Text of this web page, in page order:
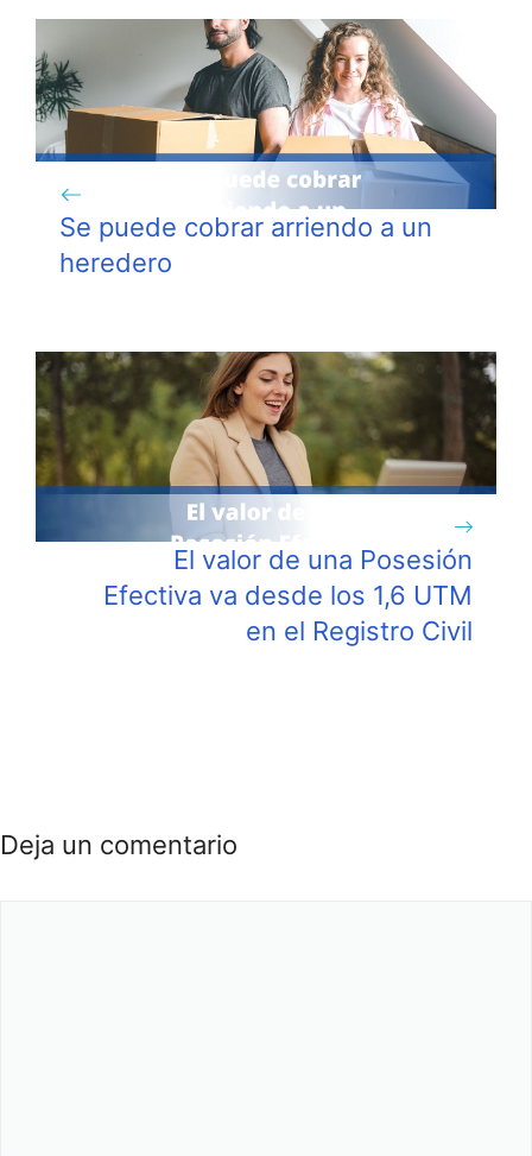
Se puede cobrar arriendo a un
heredero
El valor de una Posesión
Efectiva va desde los 1,6 UTM
en el Registro Civil
Deja un comentario